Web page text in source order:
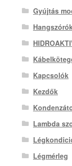
Gyújtás
Hangszórók
Kapcsolók
Kezdők
Lambda
Légmérleg